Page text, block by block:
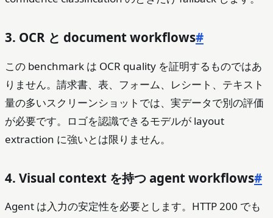
3. OCR と document workflows#
この benchmark は OCR quality を証明するものではあ
りません。請求書、表、フォーム、レシート、テキスト
量の多いスクリーンショットでは、実データで別の評価
が必要です。ロゴを認識できるモデルが layout
extraction に強いとは限りません。
4. Visual context を持つ agent workflows#
Agent は入力の安定性を必要とします。HTTP 200 でも